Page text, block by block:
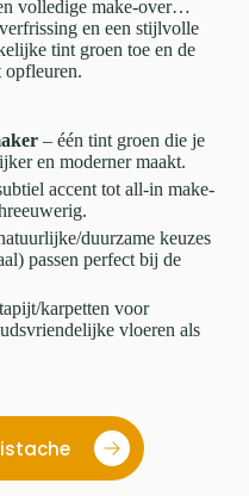
volledige make-over…
en een stijlvolle
tint groen toe en de
opfleuren.
– één tint groen die je
en moderner maakt.
accent tot all-in make-
duurzame keuzes
passen perfect bij de
karpetten voor
vloeren als